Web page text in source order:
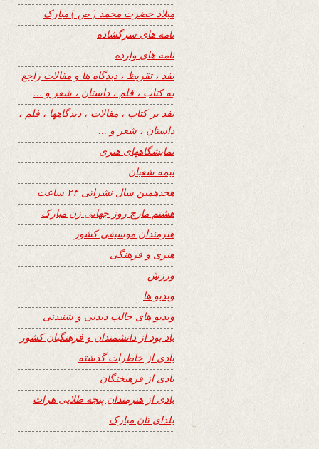
میلاد حضرت محمد ( ص ) مبارک
نامه های سرگشاده
نامه های وارده
نفد ، تقریظ ، دیدگاه ها و مقالات راجع
به کتاب ، فلم ، داستان ، شعر و …
نفد بر کتاب ، مقالات ، دیدگاهها ، فلم ،
داستان ، شعر و …
نمایشگاههای هنری
نیمه شعبان
هجدهمین سال نشراتی ۲۴ ساعت
هشتم مارچ روز جهانی زن مبارک
هنرمندان موسیقی کشور
هنری و فرهنگی
ورزش
ویدیو ها
ویدیو های جالب دیدنی و شنیدنی
یاد بود از دانشمندان و فرهنگیان کشور
یادی از خاطرات گذشته
یادی از فرهیختگان
یادی از هنرمندان پنجه طلایی هرات
یلدای تان مبارک